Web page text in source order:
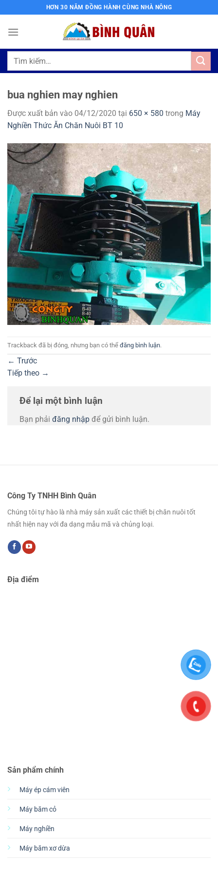
qua
nội
HƠN 30 NĂM ĐỒNG HÀNH CÙNG NHÀ NÔNG
Tìm
bua nghien may nghien
Được xuất bản vào 04/12/2020 tại 650 × 580 trong Máy
Nghiền Thức Ăn Chăn Nuôi BT 10
Trackback đã bị đóng, nhưng bạn có thể đăng bình luận.
← Trước
Tiếp theo →
Để lại một bình luận
Bạn phải đăng nhập để gửi bình luận.
Công Ty TNHH Bình Quân
Chúng tôi tự hào là nhà máy sản xuất các thiết bị chăn nuôi tốt
nhất hiện nay với đa dạng mẫu mã và chủng loại.
Sản phẩm chính
Máy ép cám viên
Máy băm cỏ
Máy nghiền
Máy băm xơ dừa
Địa điểm